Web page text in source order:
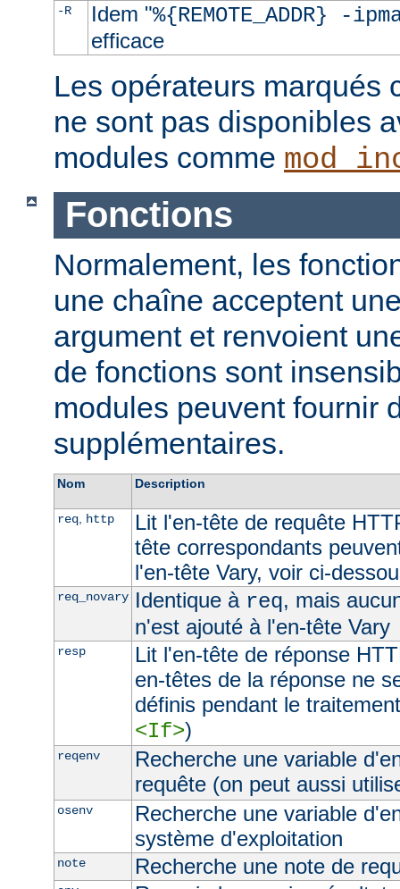
-R Idem "%{REMOTE_ADDR} -
efficace
Les opérateurs marqués
ne sont pas disponibles
modules comme
Fonctions
Normalement, les
une chaîne acceptent
argument et renvoient
de fonctions sont
modules peuvent fournir
supplémentaires.
Nom Description
req, http
Lit l'en-tête de requête
tête correspondants
l'en-tête Vary, voir ci-
req_novary Identique à req, mais
n'est ajouté à l'en-tête Vary
resp
Lit l'en-tête de réponse
en-têtes de la réponse ne
définis pendant le
<If>)
reqenv
Recherche une variable
requête (on peut aussi
osenv
Recherche une variable
système d'exploitation
note Recherche une note de